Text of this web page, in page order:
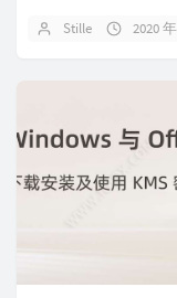
Stille 2020